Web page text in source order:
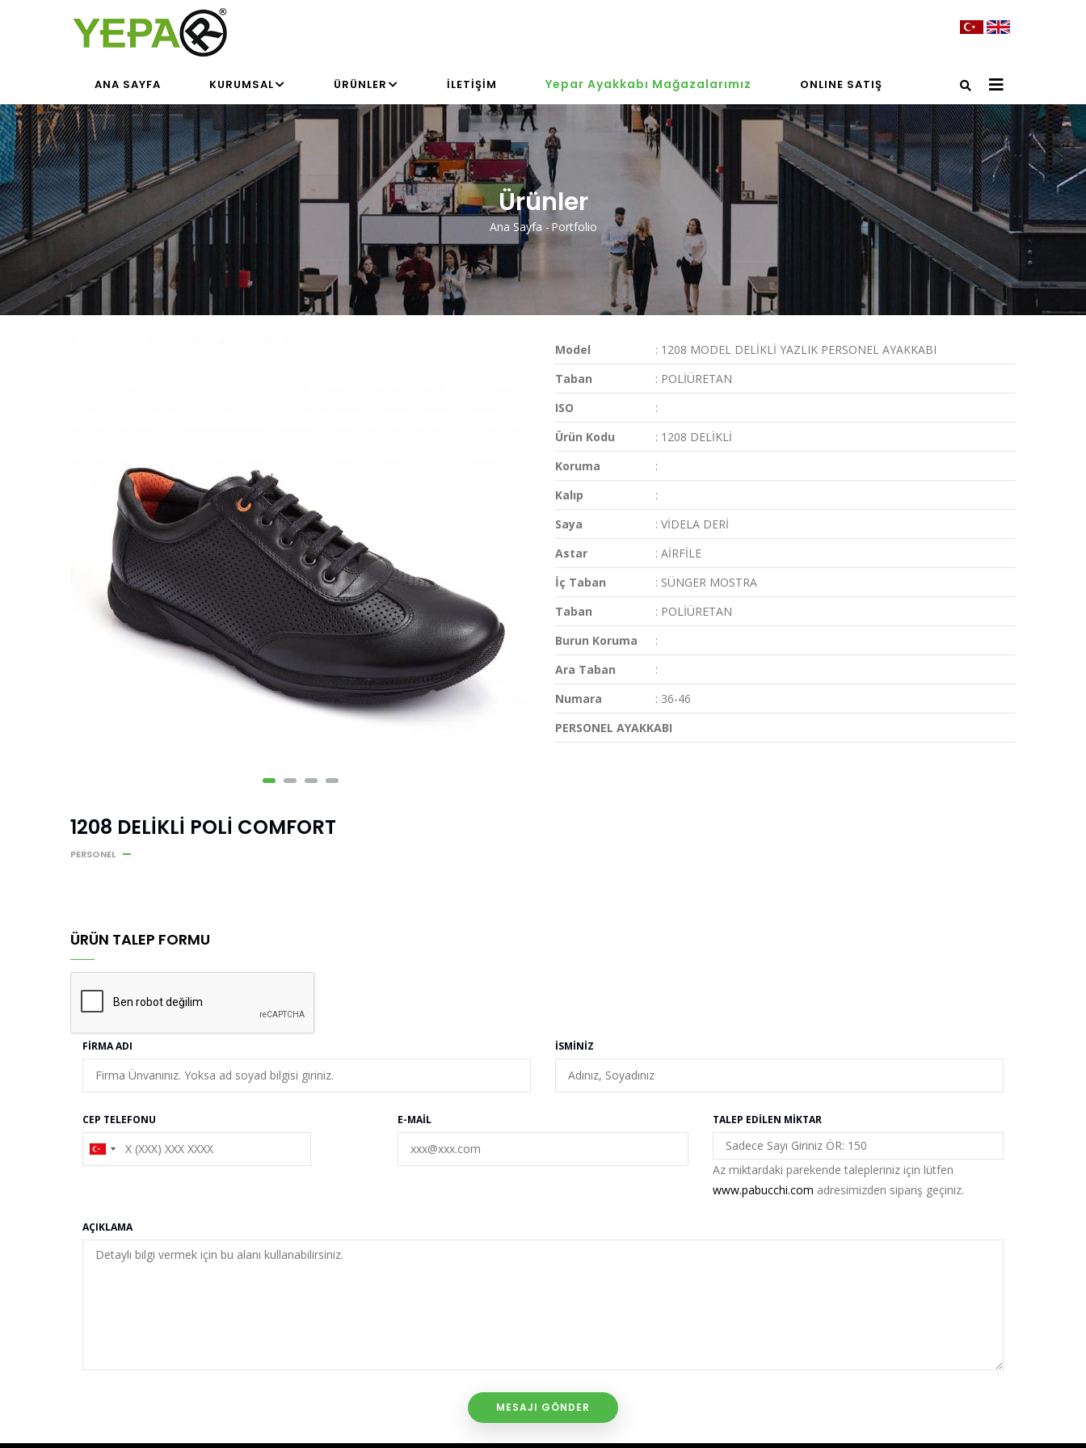
NAVIGATION
ANA SAYFA KURUMSAL ÜRÜNLER İLETIŞIM Yepar Ayakkabı Mağazalarımız ONLINE SATIŞ
Ürünler
Sayfa
Yolu
Ana Sayfa - Portfolio
Model
: 1208 MODEL DELİKLİ YAZLIK PERSONEL AYAKKABI
Taban
: POLİÜRETAN
ISO
:
Ürün Kodu
: 1208 DELİKLİ
Koruma
:
Kalıp
:
Saya
: VİDELA DERİ
Astar
: AİRFİLE
İç Taban
: SÜNGER MOSTRA
Taban
: POLİÜRETAN
Burun Koruma
:
Ara Taban
:
Numara
: 36-46
PERSONEL AYAKKABI
1208 DELİKLİ POLİ COMFORT
PERSONEL
ÜRÜN TALEP FORMU
FIRMA ADI İSMINIZ
CEP TELEFONU E-MAIL TALEP EDILEN MIKTAR
Az miktardaki parekende talepleriniz için lütfen
www.pabucchi.com adresimizden sipariş geçiniz.
AÇIKLAMA